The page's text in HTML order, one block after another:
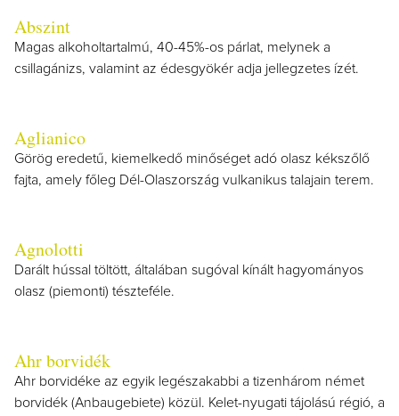
Abszint
Magas alkoholtartalmú, 40-45%-os párlat, melynek a
csillagánizs, valamint az édesgyökér adja jellegzetes ízét.
Aglianico
Görög eredetű, kiemelkedő minőséget adó olasz kékszőlő
fajta, amely főleg Dél-Olaszország vulkanikus talajain terem.
Agnolotti
Darált hússal töltött, általában sugóval kínált hagyományos
olasz (piemonti) tészteféle.
Ahr borvidék
Ahr borvidéke az egyik legészakabbi a tizenhárom német
borvidék (Anbaugebiete) közül. Kelet-nyugati tájolású régió, a